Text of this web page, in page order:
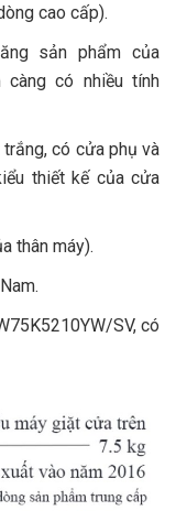
cao cấp).
sản phẩm của
có nhiều tính
có cửa phụ và
thiết kế của cửa
thân máy).
SV, có